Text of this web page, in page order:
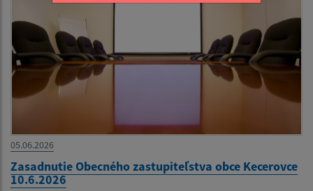
05.06.2026
Zasadnutie Obecného zastupiteľstva obce Kecerovce
10.6.2026